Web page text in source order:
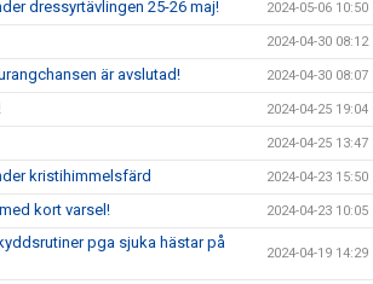
dressyrtävlingen 25-26 maj! 2024-05-06 10:50
2024-04-30 08:12
är avslutad! 2024-04-30 08:07
2024-04-25 19:04
2024-04-25 13:47
kristihimmelsfärd 2024-04-23 15:50
kort varsel! 2024-04-23 10:05
pga sjuka hästar på
2024-04-19 14:29